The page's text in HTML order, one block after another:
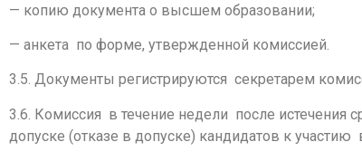
— копию документа о высшем образовании;
— анкета по форме, утвержденной комиссией.
3.5. Документы регистрируются секретарем
3.6. Комиссия в течение недели после истечения
допуске (отказе в допуске) кандидатов к участию